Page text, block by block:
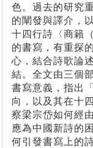
色。過去的研究
的闡發與譯介，
十四行詩〈商籟
的書寫，有重探
心，結合詩歌論
結。全文由三個
書寫意義，指出
向，以及其在十
察梁宗岱如何經
應為中國新詩的
何引發書寫上的